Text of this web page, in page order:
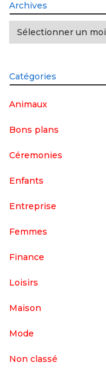
Archives
Archives
Catégories
Animaux
Bons plans
Céremonies
Enfants
Entreprise
Femmes
Finance
Loisirs
Maison
Mode
Non classé